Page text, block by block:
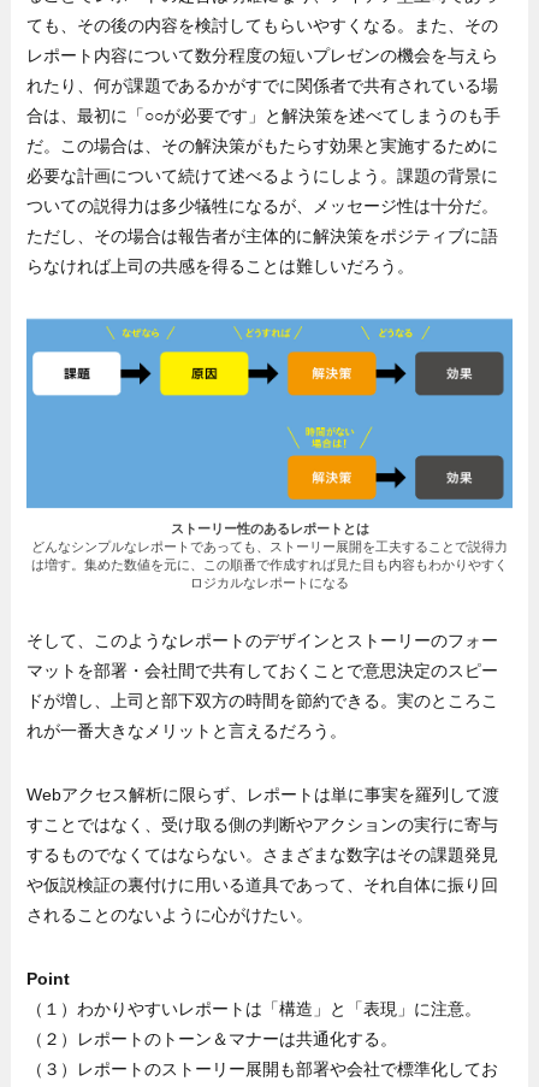
ても、その後の内容を検討してもらいやすくなる。また、その
レポート内容について数分程度の短いプレゼンの機会を与えら
れたり、何が課題であるかがすでに関係者で共有されている場
合は、最初に「○○が必要です」と解決策を述べてしまうのも手
だ。この場合は、その解決策がもたらす効果と実施するために
必要な計画について続けて述べるようにしよう。課題の背景に
ついての説得力は多少犠牲になるが、メッセージ性は十分だ。
ただし、その場合は報告者が主体的に解決策をポジティブに語
らなければ上司の共感を得ることは難しいだろう。
ストーリー性のあるレポートとは
どんなシンプルなレポートであっても、ストーリー展開を工夫することで説得力
は増す。集めた数値を元に、この順番で作成すれば見た目も内容もわかりやすく
ロジカルなレポートになる
そして、このようなレポートのデザインとストーリーのフォー
マットを部署・会社間で共有しておくことで意思決定のスピー
ドが増し、上司と部下双方の時間を節約できる。実のところこ
れが一番大きなメリットと言えるだろう。
Webアクセス解析に限らず、レポートは単に事実を羅列して渡
すことではなく、受け取る側の判断やアクションの実行に寄与
するものでなくてはならない。さまざまな数字はその課題発見
や仮説検証の裏付けに用いる道具であって、それ自体に振り回
されることのないように心がけたい。
Point
（１）わかりやすいレポートは「構造」と「表現」に注意。
（２）レポートのトーン＆マナーは共通化する。
（３）レポートのストーリー展開も部署や会社で標準化してお